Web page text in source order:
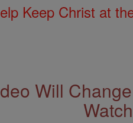
Keep Christ at
Will